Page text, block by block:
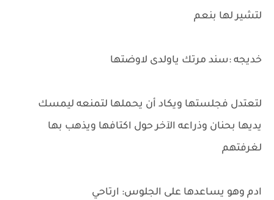
لتشير لها بنعم
خديجه :سند مرتك ياولدى لاوضتها
لتعتدل فجلستها ويكاد أن يحملها لتمنعه ليمسك
يديها بحنان وذراعه الآخر حول اكتافها ويذهب بها
لغرفتهم
ادم وهو يساعدها على الجلوس: ارتاحي